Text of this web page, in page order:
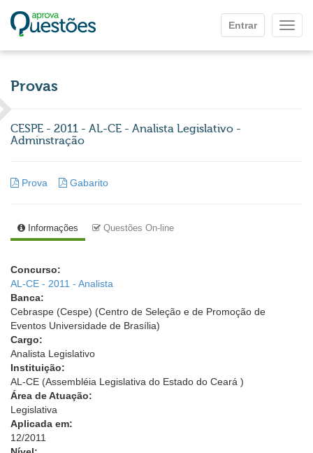
Entrar
Provas
CESPE - 2011 - AL-CE - Analista Legislativo -
Adminstração
Prova Gabarito
Informações Questões On-line
Concurso:
AL-CE - 2011 - Analista
Banca:
Cebraspe (Cespe) (Centro de Seleção e de Promoção de
Eventos Universidade de Brasília)
Cargo:
Analista Legislativo
Instituição:
AL-CE (Assembléia Legislativa do Estado do Ceará )
Área de Atuação:
Legislativa
Aplicada em:
12/2011